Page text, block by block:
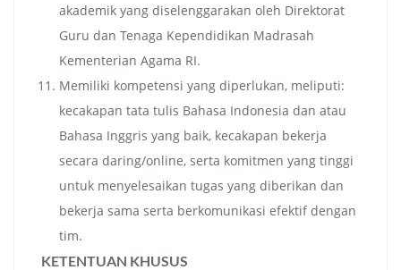
akademik yang diselenggarakan oleh Direktorat
Guru dan Tenaga Kependidikan Madrasah
Kementerian Agama RI.
Memiliki kompetensi yang diperlukan, meliputi:
kecakapan tata tulis Bahasa Indonesia dan atau
Bahasa Inggris yang baik, kecakapan bekerja
secara daring/online, serta komitmen yang tinggi
untuk menyelesaikan tugas yang diberikan dan
bekerja sama serta berkomunikasi efektif dengan
tim.
KETENTUAN KHUSUS